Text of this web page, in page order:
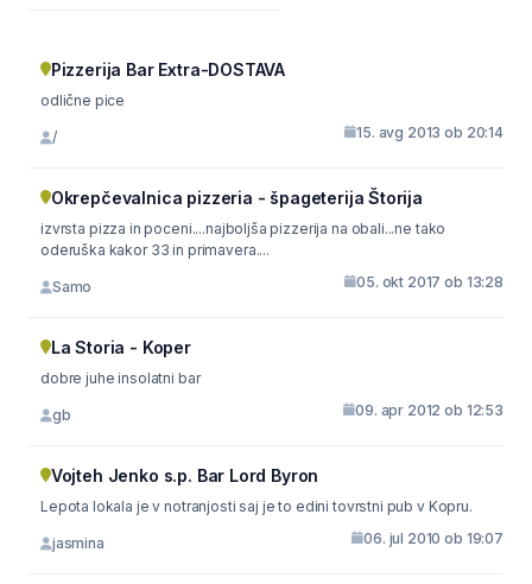
Pizzerija Bar Extra-DOSTAVA
odlične pice
/ 15. avg 2013 ob 20:14
Okrepčevalnica pizzeria - špageterija Štorija
izvrsta pizza in poceni....najboljša pizzerija na obali...ne tako
oderuška kakor 33 in primavera....
Samo 05. okt 2017 ob 13:28
La Storia - Koper
dobre juhe insolatni bar
gb 09. apr 2012 ob 12:53
Vojteh Jenko s.p. Bar Lord Byron
Lepota lokala je v notranjosti saj je to edini tovrstni pub v Kopru.
jasmina 06. jul 2010 ob 19:07